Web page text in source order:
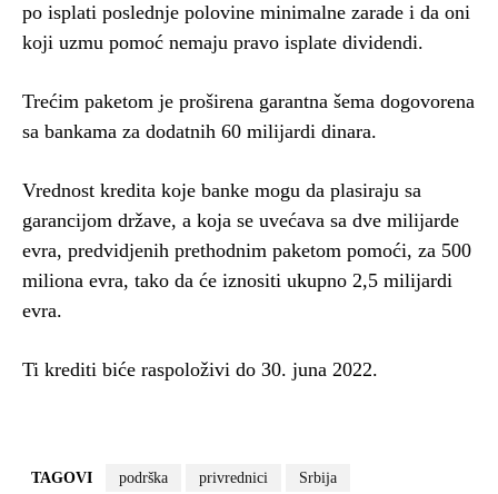
po isplati poslednje polovine minimalne zarade i da oni
koji uzmu pomoć nemaju pravo isplate dividendi.
Trećim paketom je proširena garantna šema dogovorena
sa bankama za dodatnih 60 milijardi dinara.
Vrednost kredita koje banke mogu da plasiraju sa
garancijom države, a koja se uvećava sa dve milijarde
evra, predvidjenih prethodnim paketom pomoći, za 500
miliona evra, tako da će iznositi ukupno 2,5 milijardi
evra.
Ti krediti biće raspoloživi do 30. juna 2022.
TAGOVI podrška privrednici Srbija